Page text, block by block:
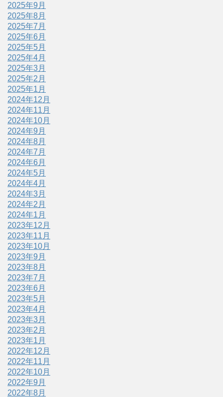
2025年9月
2025年8月
2025年7月
2025年6月
2025年5月
2025年4月
2025年3月
2025年2月
2025年1月
2024年12月
2024年11月
2024年10月
2024年9月
2024年8月
2024年7月
2024年6月
2024年5月
2024年4月
2024年3月
2024年2月
2024年1月
2023年12月
2023年11月
2023年10月
2023年9月
2023年8月
2023年7月
2023年6月
2023年5月
2023年4月
2023年3月
2023年2月
2023年1月
2022年12月
2022年11月
2022年10月
2022年9月
2022年8月